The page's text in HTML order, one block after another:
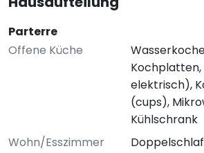
Parterre
Offene Küche
elektrisch),
(cups),
Kühlschrank
Wohn/Esszimmer